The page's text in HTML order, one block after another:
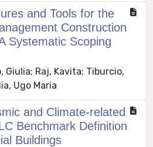
and Tools for the
Construction
Systematic Scoping
Giulia; Raj, Kavita; Tiburcio,
Ugo Maria
and Climate-related
Benchmark Definition
Buildings